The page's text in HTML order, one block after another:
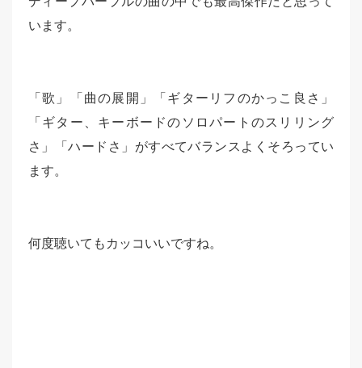
います。
「歌」「曲の展開」「ギターリフのかっこ良さ」
「ギター、キーボードのソロパートのスリリング
さ」「ハードさ」がすべてバランスよくそろってい
ます。
何度聴いてもカッコいいですね。